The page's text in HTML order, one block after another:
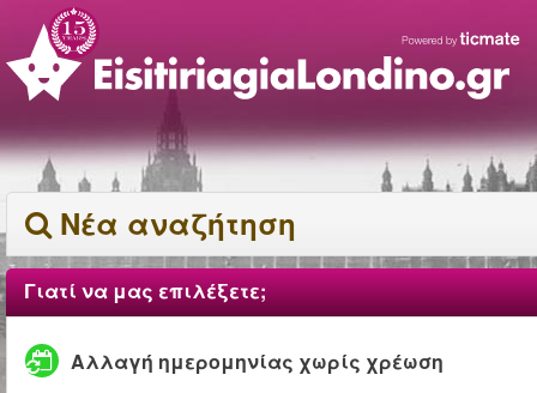
Νέα αναζήτηση
Γιατί να μας επιλέξετε;
Αλλαγή ημερομηνίας χωρίς χρέωση